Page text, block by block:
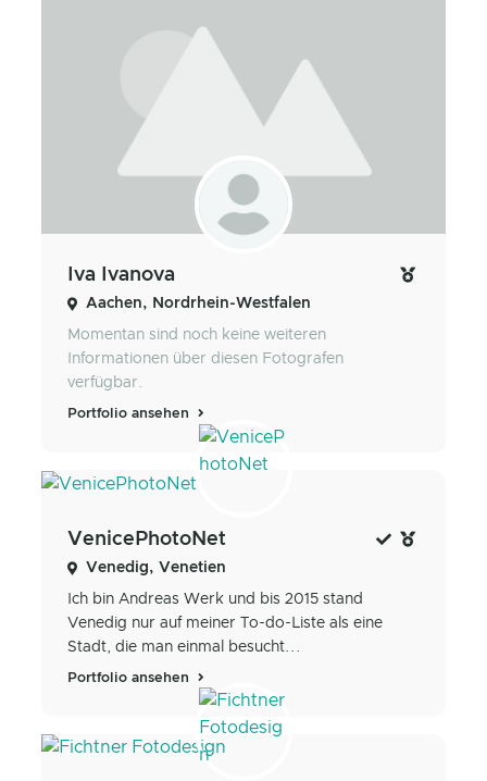
Iva Ivanova
Aachen, Nordrhein-Westfalen
Momentan sind noch keine weiteren
Informationen über diesen Fotografen
verfügbar.
Portfolio ansehen
VenicePhotoNet
Venedig, Venetien
Ich bin Andreas Werk und bis 2015 stand
Venedig nur auf meiner To-do-Liste als eine
Stadt, die man einmal besucht...
Portfolio ansehen